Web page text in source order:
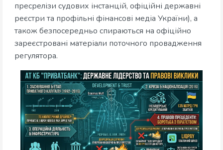
пресрелізи судових інстанцій, офіційні державні
реєстри та профільні фінансові медіа України), а
також безпосередньо спираються на офіційно
зареєстровані матеріали поточного провадження
регулятора.